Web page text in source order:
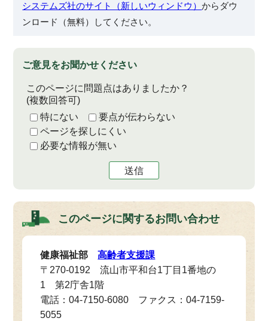
システムズ社のサイト（新しいウィンドウ）からダウ
ンロード（無料）してください。
ご意見をお聞かせください
このページに問題点はありましたか？
(複数回答可)
特にない
要点が伝わらない
ページを探しにくい
必要な情報が無い
送信
このページに関するお問い合わせ
健康福祉部 高齢者支援課
〒270-0192 流山市平和台1丁目1番地の
1 第2庁舎1階
電話：04-7150-6080 ファクス：04-7159-
5055